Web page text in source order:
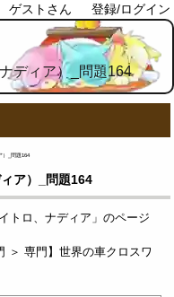
ゲストさん 登録/ログイン
ディア）_問題164
）_問題164
ア）_問題164
トロ、ナディア」のページ
＞ 専門】世界の車クロスワ